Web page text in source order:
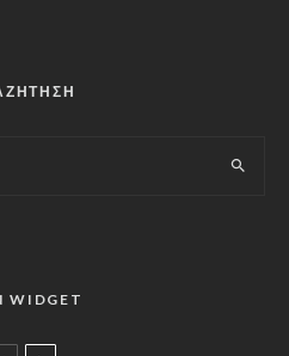
WIDGET